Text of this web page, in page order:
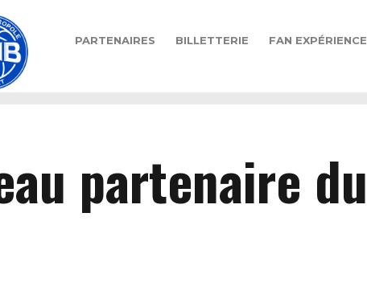
PARTENAIRES BILLETTERIE FAN EXPÉRIENCE
partenaire du